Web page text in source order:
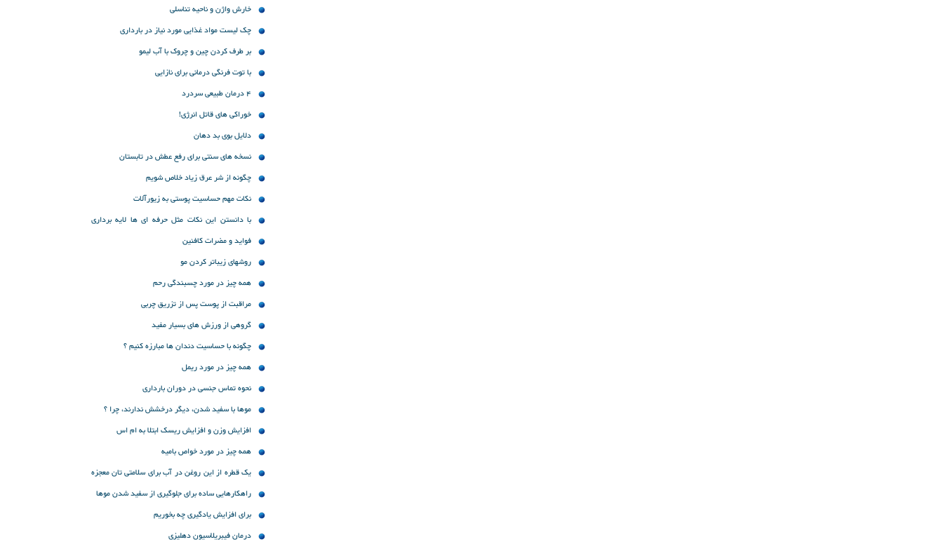
خارش واژن و ناحیه تناسلی
چک لیست مواد غذایی مورد نیاز در بارداری
بر طرف کردن چین و چروک با آب لیمو
با توت فرنگی درمانی برای نازایی
4 درمان طبیعی سردرد
خوراکی های قاتل انرژی!
دلایل بوی بد دهان
نسخه های سنتی برای رفع عطش در تابستان
چگونه از شر عرق زیاد خلاص شویم
نکات مهم حساسیت پوستی به زیورآلات
با دانستن این نکات مثل حرفه ای ها لایه برداری
کنید!
فواید و مضرات کافئین
روشهای زیباتر کردن مو
همه چیز در مورد چسبندگی رحم
مراقبت از پوست پس از تزریق چربی
گروهی از ورزش های بسیار مفید
چگونه با حساسیت دندان ها مبارزه کنیم ؟
همه چیز در مورد ریمل
نحوه تماس جنسی در دوران بارداری
موها با سفید شدن، دیگر درخشش ندارند، چرا ؟
افزایش وزن و افزایش ریسک ابتلا به ام اس
همه چیز در مورد خواص بامیه
یک قطره از این روغن در آب برای سلامتی تان معجزه
می کند
راهکارهایی ساده برای جلوگیری از سفید شدن موها
برای افزایش یادگیری چه بخوریم
درمان فیبریلاسیون دهلیزی